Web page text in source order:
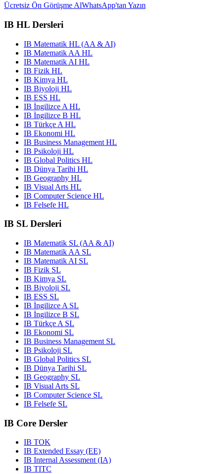
Ücretsiz Ön Görüşme AlWhatsApp'tan Yazın
IB HL Dersleri
IB Matematik HL (AA & AI)
IB Matematik AA HL
IB Matematik AI HL
IB Fizik HL
IB Kimya HL
IB Biyoloji HL
IB ESS HL
IB İngilizce A HL
IB İngilizce B HL
IB Türkçe A HL
IB Ekonomi HL
IB Business Management HL
IB Psikoloji HL
IB Global Politics HL
IB Dünya Tarihi HL
IB Geography HL
IB Visual Arts HL
IB Computer Science HL
IB Felsefe HL
IB SL Dersleri
IB Matematik SL (AA & AI)
IB Matematik AA SL
IB Matematik AI SL
IB Fizik SL
IB Kimya SL
IB Biyoloji SL
IB ESS SL
IB İngilizce A SL
IB İngilizce B SL
IB Türkçe A SL
IB Ekonomi SL
IB Business Management SL
IB Psikoloji SL
IB Global Politics SL
IB Dünya Tarihi SL
IB Geography SL
IB Visual Arts SL
IB Computer Science SL
IB Felsefe SL
IB Core Dersler
IB TOK
IB Extended Essay (EE)
IB Internal Assessment (IA)
IB TITC